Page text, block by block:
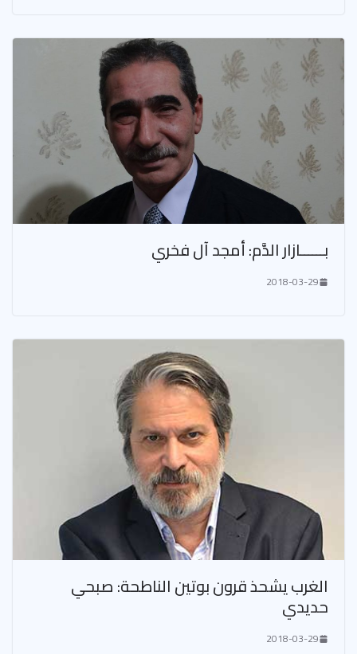
بــــــازار الدَّم: أمجد آل فخري
2018-03-29
الغرب يشحذ قرون بوتين الناطحة: صبحي
حديدي
2018-03-29